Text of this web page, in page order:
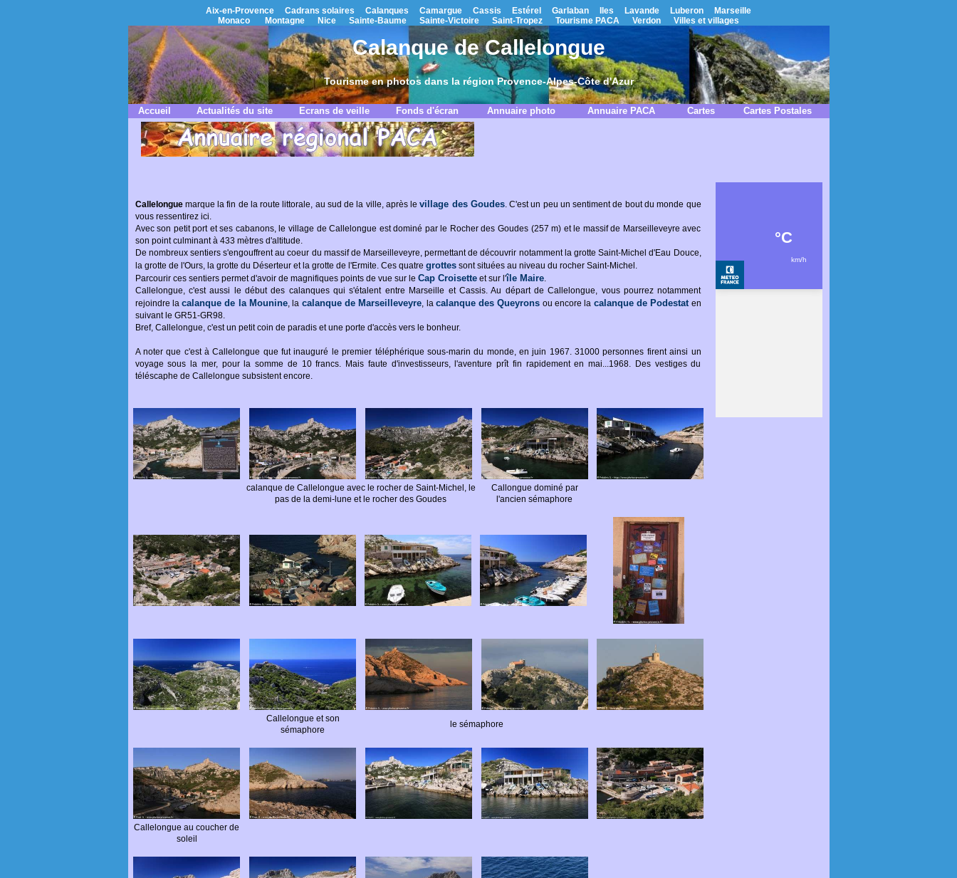
Aix-en-Provence Cadrans solaires Calanques Camargue Cassis Estérel Garlaban Iles Lavande Luberon
Marseille
Monaco
Montagne Nice Sainte-Baume Sainte-Victoire Saint-Tropez Tourisme PACA Verdon Villes et villages
Calanque de Callelongue
Tourisme en photos dans la région Provence-Alpes-Côte d'Azur
Accueil Actualités du site Ecrans de veille Fonds d'écran Annuaire photo Annuaire PACA Cartes Cartes Postales
Callelonguemarque la fin de la route littorale, au sud de la ville, après levillage des Goudes. C'est un peu un sentiment de bout du monde que
vous ressentirez ici.
Avec son petit port et ses cabanons, le village de Callelongue est dominé par le Rocher des Goudes (257 m) et le massif de Marseilleveyre avec
son point culminant à 433 mètres d'altitude.
De nombreux sentiers s'engouffrent au coeur du massif de Marseilleveyre, permettant de découvrir notamment la grotte Saint-Michel d'Eau Douce,
la grotte de l'Ours, la grotte du Déserteur et la grotte de l'Ermite. Ces quatre grottessont situées au niveau du rocher Saint-Michel.
Parcourir ces sentiers permet d'avoir de magnifiques points de vue sur le Cap Croisetteet sur l'île Maire.
Callelongue, c'est aussi le début des calanques qui s'étalent entre Marseille et Cassis. Au départ de Callelongue, vous pourrez notamment
rejoindre lacalanque de la Mounine, la calanque de Marseilleveyre, la calanque des Queyrons ou encore la calanque de Podestaten
suivant le GR51-GR98.
Bref, Callelongue, c'est un petit coin de paradis et une porte d'accès vers le bonheur.
A noter que c'est à Callelongue que fut inauguré le premier téléphérique sous-marin du monde, en juin 1967. 31000 personnes firent ainsi un
voyage sous la mer, pour la somme de 10 francs. Mais faute d'investisseurs, l'aventure prît fin rapidement en mai...1968. Des vestiges du
téléscaphe de Callelongue subsistent encore.
calanque de Callelongue avec le rocher de Saint-Michel, le
pas de la demi-lune et le rocher des Goudes
Callongue dominé par
l'ancien sémaphore
Callelongue et son
sémaphore
le sémaphore
Callelongue au coucher de
soleil